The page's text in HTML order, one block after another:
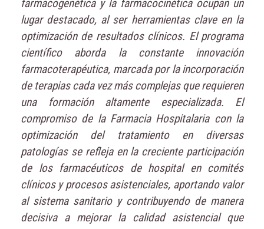
farmacogenética y la farmacocinética ocupan un
lugar destacado, al ser herramientas clave en la
optimización de resultados clínicos. El programa
científico aborda la constante innovación
farmacoterapéutica, marcada por la incorporación
de terapias cada vez más complejas que requieren
una formación altamente especializada. El
compromiso de la Farmacia Hospitalaria con la
optimización del tratamiento en diversas
patologías se refleja en la creciente participación
de los farmacéuticos de hospital en comités
clínicos y procesos asistenciales, aportando valor
al sistema sanitario y contribuyendo de manera
decisiva a mejorar la calidad asistencial que